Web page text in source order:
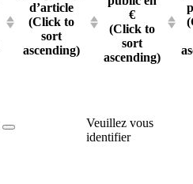
d’article
(Click to
sort
ascending)
€
(Click to
sort
ascending)
Veuillez vous
identifier